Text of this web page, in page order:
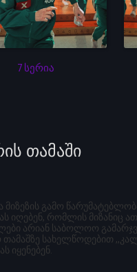
7 სერია
თამაში
მიზეზის გამო
იღებენ, რომლის მიზანიც
არიან საბოლოო
სახელწოდებით
იყენებენ.